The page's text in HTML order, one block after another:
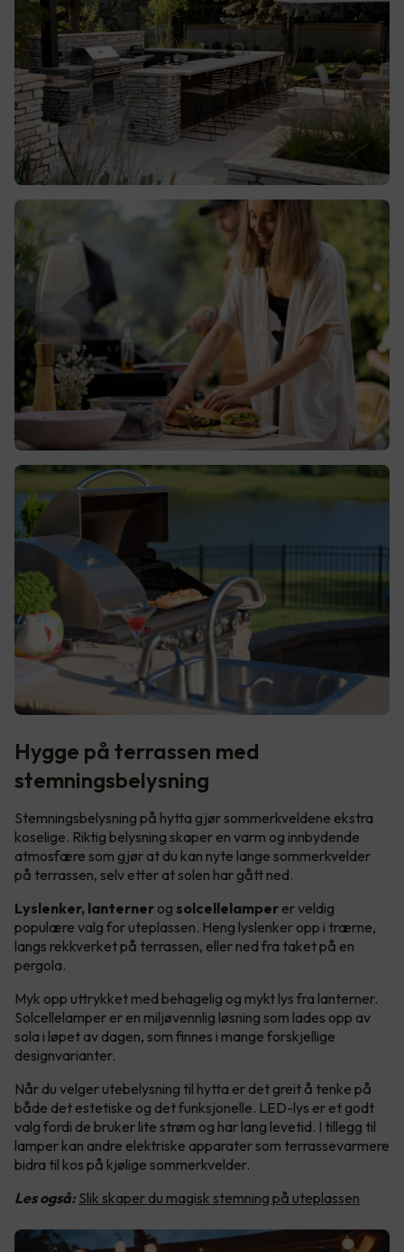
Hygge på terrassen med
stemningsbelysning
Stemningsbelysning på hytta gjør sommerkveldene ekstra
koselige. Riktig belysning skaper en varm og innbydende
atmosfære som gjør at du kan nyte lange sommerkvelder
på terrassen, selv etter at solen har gått ned.
Lyslenker, lanterner og solcellelamper er veldig
populære valg for uteplassen. Heng lyslenker opp i trærne,
langs rekkverket på terrassen, eller ned fra taket på en
pergola.
Myk opp uttrykket med behagelig og mykt lys fra lanterner.
Solcellelamper er en miljøvennlig løsning som lades opp av
sola i løpet av dagen, som finnes i mange forskjellige
designvarianter.
Når du velger utebelysning til hytta er det greit å tenke på
både det estetiske og det funksjonelle. LED-lys er et godt
valg fordi de bruker lite strøm og har lang levetid. I tillegg til
lamper kan andre elektriske apparater som terrassevarmere
bidra til kos på kjølige sommerkvelder.
Les også: Slik skaper du magisk stemning på uteplassen